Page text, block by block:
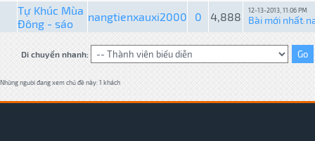
Tự Khúc Mùa
Đông - sáo
nangtienxauxi2000 0 4,888 12-13-2013, 11:06 PM
Bài mới nhất:
Di chuyển nhanh:
Những người đang xem chủ đề này: 1 khách